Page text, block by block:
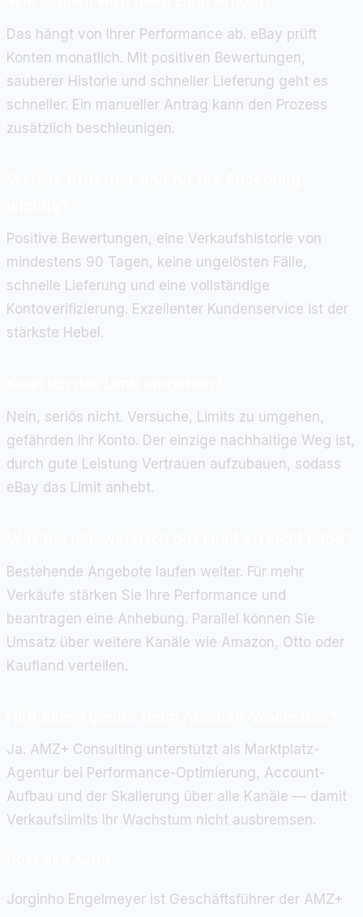
Das hängt von Ihrer Performance ab. eBay prüft
Konten monatlich. Mit positiven Bewertungen,
sauberer Historie und schneller Lieferung geht es
schneller. Ein manueller Antrag kann den Prozess
zusätzlich beschleunigen.
Positive Bewertungen, eine Verkaufshistorie von
mindestens 90 Tagen, keine ungelösten Fälle,
schnelle Lieferung und eine vollständige
Kontoverifizierung. Exzellenter Kundenservice ist der
stärkste Hebel.
Nein, seriös nicht. Versuche, Limits zu umgehen,
gefährden Ihr Konto. Der einzige nachhaltige Weg ist,
durch gute Leistung Vertrauen aufzubauen, sodass
eBay das Limit anhebt.
Bestehende Angebote laufen weiter. Für mehr
Verkäufe stärken Sie Ihre Performance und
beantragen eine Anhebung. Parallel können Sie
Umsatz über weitere Kanäle wie Amazon, Otto oder
Kaufland verteilen.
Ja. AMZ+ Consulting unterstützt als Marktplatz-
Agentur bei Performance-Optimierung, Account-
Aufbau und der Skalierung über alle Kanäle — damit
Verkaufslimits Ihr Wachstum nicht ausbremsen.
Jorginho Engelmeyer ist Geschäftsführer der AMZ+